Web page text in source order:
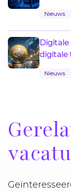
Nieuws
digitale
Nieuws